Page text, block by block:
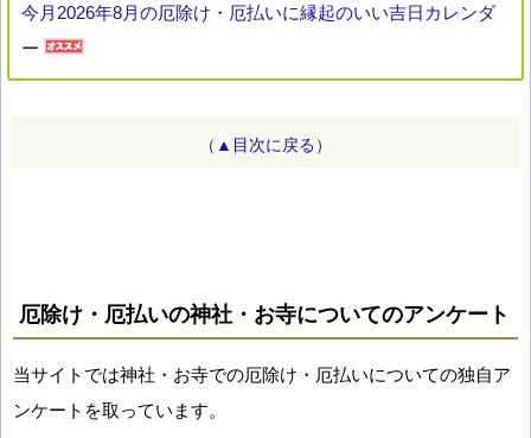
今月2026年8月の厄除け・厄払いに縁起のいい吉日カレンダ
ー
（▲目次に戻る）
厄除け・厄払いの神社・お寺についてのアンケート
当サイトでは神社・お寺での厄除け・厄払いについての独自ア
ンケートを取っています。